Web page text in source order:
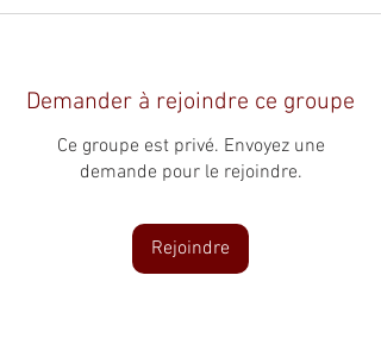
Demander à rejoindre ce groupe
Ce groupe est privé. Envoyez une
demande pour le rejoindre.
Rejoindre